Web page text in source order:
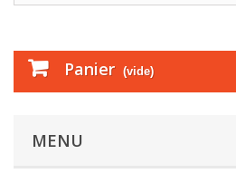
Panier (vide)
MENU